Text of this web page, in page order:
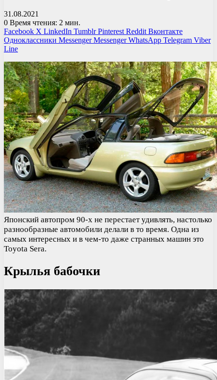
31.08.2021
0 Время чтения: 2 мин.
Facebook X LinkedIn Tumblr Pinterest Reddit Вконтакте
Одноклассники Messenger Messenger WhatsApp Telegram Viber
Line
Японский автопром 90-х не перестает удивлять, настолько
разнообразные автомобили делали в то время. Одна из
самых интересных и в чем-то даже странных машин это
Toyota Sera.
Крылья бабочки